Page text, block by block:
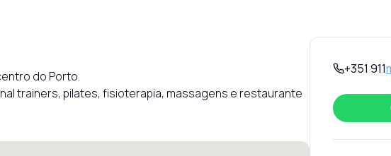
do Porto.
trainers, pilates, fisioterapia, massagens e restaurante
+351 911